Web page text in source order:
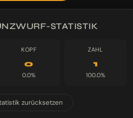
STATISTIK
KOPF
0
0.0%
ZAHL
1
100.0%
zurücksetzen